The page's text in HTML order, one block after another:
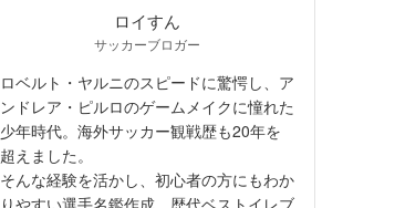
ロイすん
サッカーブロガー
ロベルト・ヤルニのスピードに驚愕し、ア
ンドレア・ピルロのゲームメイクに憧れた
少年時代。海外サッカー観戦歴も20年を
超えました。
そんな経験を活かし、初心者の方にもわか
りやすい選手名鑑作成、歴代ベストイレブ